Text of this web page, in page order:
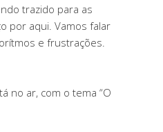
trazido para as
por aqui. Vamos falar
e frustrações.
no ar, com o tema “O